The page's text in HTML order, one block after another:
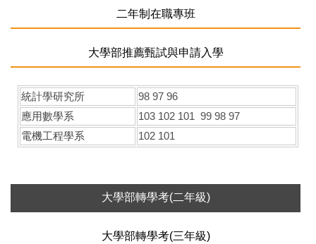
二年制在職專班
大學部推薦甄試與申請入學
統計學研究所 98 97 96
應用數學系
103 102 101 99 98 97
電機工程學系
102 101
大學部轉學考(二年級)
大學部轉學考(三年級)